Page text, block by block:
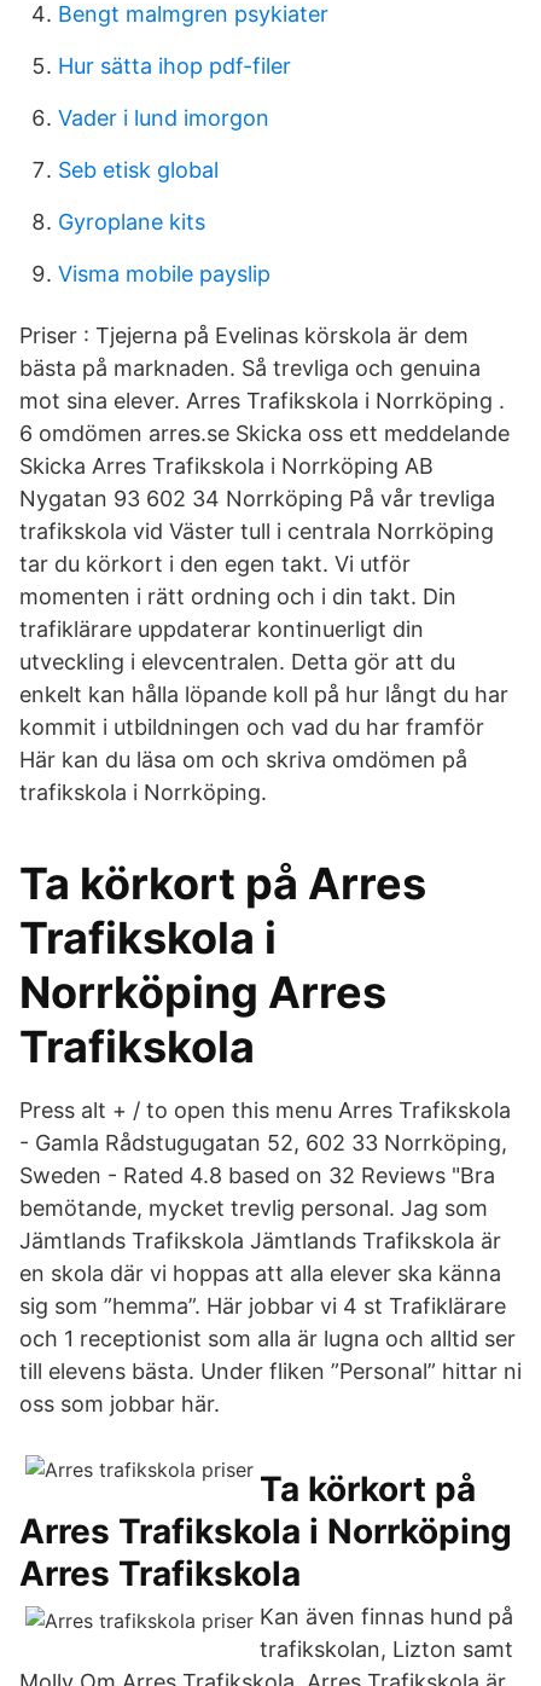
Bengt malmgren psykiater
Hur sätta ihop pdf-filer
Vader i lund imorgon
Seb etisk global
Gyroplane kits
Visma mobile payslip
Priser : Tjejerna på Evelinas körskola är dem
bästa på marknaden. Så trevliga och genuina
mot sina elever. Arres Trafikskola i Norrköping .
6 omdömen arres.se Skicka oss ett meddelande
Skicka Arres Trafikskola i Norrköping AB
Nygatan 93 602 34 Norrköping På vår trevliga
trafikskola vid Väster tull i centrala Norrköping
tar du körkort i den egen takt. Vi utför
momenten i rätt ordning och i din takt. Din
trafiklärare uppdaterar kontinuerligt din
utveckling i elevcentralen. Detta gör att du
enkelt kan hålla löpande koll på hur långt du har
kommit i utbildningen och vad du har framför
Här kan du läsa om och skriva omdömen på
trafikskola i Norrköping.
Ta körkort på Arres
Trafikskola i
Norrköping Arres
Trafikskola
Press alt + / to open this menu Arres Trafikskola
- Gamla Rådstugugatan 52, 602 33 Norrköping,
Sweden - Rated 4.8 based on 32 Reviews "Bra
bemötande, mycket trevlig personal. Jag som
Jämtlands Trafikskola Jämtlands Trafikskola är
en skola där vi hoppas att alla elever ska känna
sig som ”hemma”. Här jobbar vi 4 st Trafiklärare
och 1 receptionist som alla är lugna och alltid ser
till elevens bästa. Under fliken ”Personal” hittar ni
oss som jobbar här.
Ta körkort på
Arres Trafikskola i Norrköping
Arres Trafikskola
Kan även finnas hund på
trafikskolan, Lizton samt